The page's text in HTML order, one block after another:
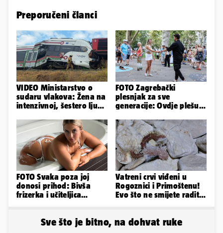
Preporučeni članci
VIDEO Ministarstvo o
sudaru vlakova: Žena na
intenzivnoj, šestero ljudi
FOTO Zagrebački
plesnjak za sve
generacije: Ovdje plešu
FOTO Svaka poza joj
donosi prihod: Bivša
frizerka i učiteljica
Vatreni crvi viđeni u
Rogoznici i Primoštenu!
Evo što ne smijete raditi
Sve što je bitno, na dohvat ruke